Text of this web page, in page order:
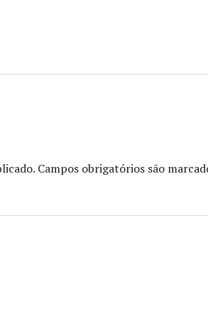
Campos obrigatórios são